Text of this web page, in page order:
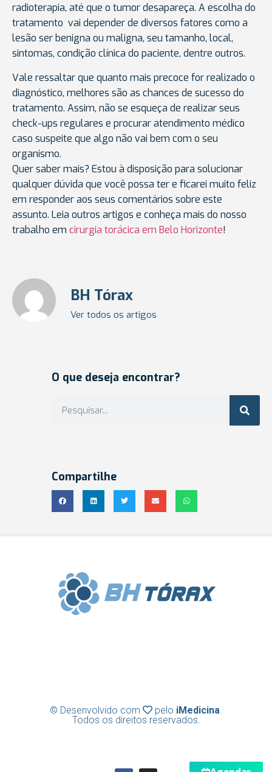
radioterapia, até que o tumor desapareça. A escolha do
tratamento vai depender de diversos fatores como a
lesão ser benigna ou maligna, seu tamanho, local,
sintomas, condição clínica do paciente, dentre outros.
Vale ressaltar que quanto mais precoce for realizado o
diagnóstico, melhores são as chances de sucesso do
tratamento. Assim, não se esqueça de realizar seus
check-ups regulares e procurar atendimento médico
caso suspeite que algo não vai bem com o seu
organismo.
Quer saber mais? Estou à disposição para solucionar
qualquer dúvida que você possa ter e ficarei muito feliz
em responder aos seus comentários sobre este
assunto. Leia outros artigos e conheça mais do nosso
trabalho em cirurgia torácica em Belo Horizonte!
BH Tórax
Ver todos os artigos
O que deseja encontrar?
Compartilhe
© Desenvolvido com pelo iMedicina.
Todos os direitos reservados.